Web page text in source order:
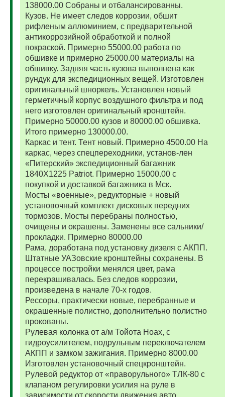
138000.00 Собраны и отбалансированны.
Кузов. Не имеет следов коррозии, обшит
рифленым аллюминием, с предварительной
антикоррозийной обработкой и полной
покраской. Примерно 55000.00 работа по
обшивке и примерно 25000.00 материалы на
обшивку. Задняя часть кузова выполнена как
рундук для экспедиционных вещей. Изготовлен
оригинальный шноркель. Установлен новый
герметичный корпус воздушного фильтра и под
него изготовлен оригинальный кронштейн.
Примерно 50000.00 кузов и 80000.00 обшивка.
Итого примерно 130000.00.
Каркас и тент. Тент новый. Примерно 4500.00 На
каркас, через спецпереходники, установ-лен
«Питерский» экспедиционный багажник
1840Х1225 Patriot. Примерно 15000.00 с
покупкой и доставкой багажника в Мск.
Мосты «военные», редукторные + новый
установочный комплект дисковых передних
тормозов. Мосты перебраны полностью,
очищены и окрашены. Заменены все сальники/
прокладки. Примерно 80000.00
Рама, доработана под установку дизеля с АКПП.
Штатные УАЗовские кронштейны сохранены. В
процессе постройки менялся цвет, рама
перекрашивалась. Без следов коррозии,
произведена в начале 70-х годов.
Рессоры, практически новые, перебранные и
окрашенные полистно, дополнительно полистно
прокованы.
Рулевая колонка от а/м Тойота Ноах, с
гидроусилителем, подрульным переключателем
АКПП и замком зажигания. Примерно 8000.00
Изготовлен установочный спецкронштейн.
Рулевой редуктор от «праворульного» ТЛК-80 с
клапаном регулировки усилия на руле в